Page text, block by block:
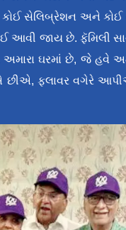
સેલિબ્રેશન અને
આવી જાય છે. ફૅમિલી
ઘરમાં છે, જે હવે
છીએ, ફ્લાવર વગેરે